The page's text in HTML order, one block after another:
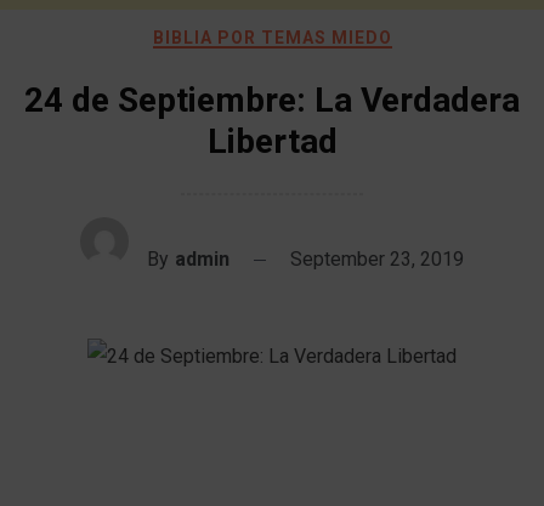
BIBLIA POR TEMAS MIEDO
24 de Septiembre: La Verdadera
Libertad
By admin September 23, 2019